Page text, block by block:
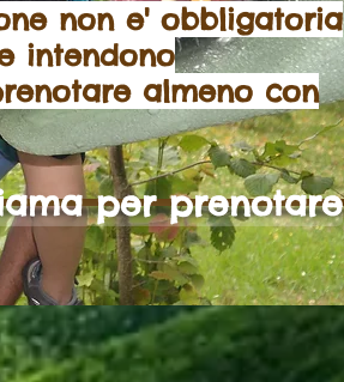
non e' obbligatoria
intendono
almeno con
per prenotare